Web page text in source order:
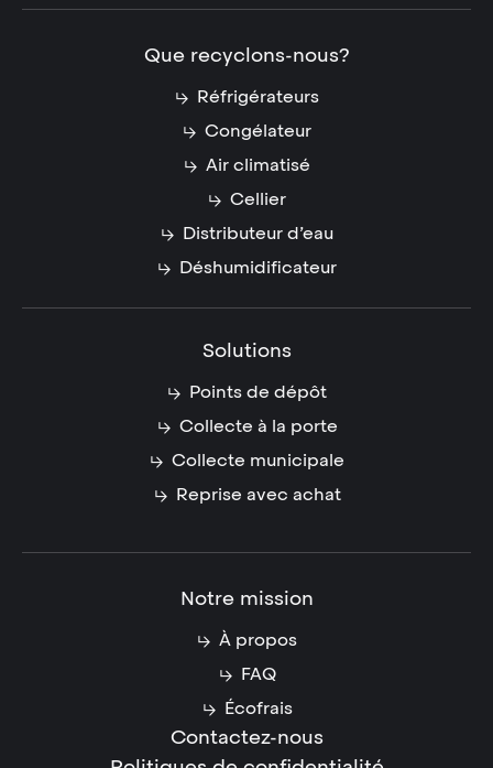
Que recyclons-nous?
Réfrigérateurs
Congélateur
Air climatisé
Cellier
Distributeur d’eau
Déshumidificateur
Solutions
Points de dépôt
Collecte à la porte
Collecte municipale
Reprise avec achat
Notre mission
À propos
FAQ
Écofrais
Contactez-nous